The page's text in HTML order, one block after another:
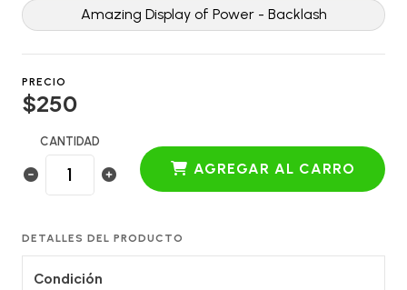
Amazing Display of Power - Backlash
PRECIO
$250
CANTIDAD
AGREGAR AL CARRO
DETALLES DEL PRODUCTO
Condición